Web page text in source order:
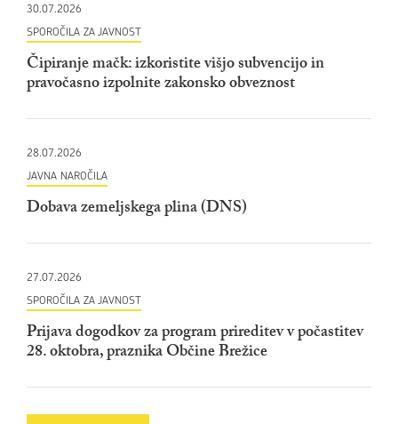
30.07.2026
SPOROČILA ZA JAVNOST
Čipiranje mačk: izkoristite višjo subvencijo in
pravočasno izpolnite zakonsko obveznost
28.07.2026
JAVNA NAROČILA
Dobava zemeljskega plina (DNS)
27.07.2026
SPOROČILA ZA JAVNOST
Prijava dogodkov za program prireditev v počastitev
28. oktobra, praznika Občine Brežice